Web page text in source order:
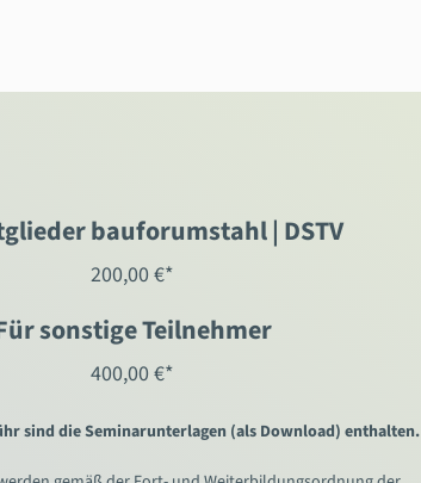
bauforumstahl | DSTV
200,00 €*
sonstige Teilnehmer
400,00 €*
sind die Seminarunterlagen (als Download) enthalten.